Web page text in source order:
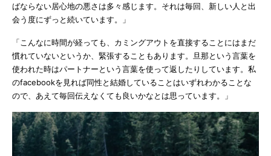
ばならない居心地の悪さは多々感じます。それは毎回、新しい人と出
会う度にずっと続いています。」
「こんなに時間が経っても、カミングアウトを直接することにはまだ
慣れていないというか、緊張することもあります。旦那という言葉を
使われた時はパートナーという言葉を使って返したりしています。私
のfacebookを見れば同性と結婚していることはいずれわかることな
ので、あえて毎回伝えなくても良いかなとは思っています。」